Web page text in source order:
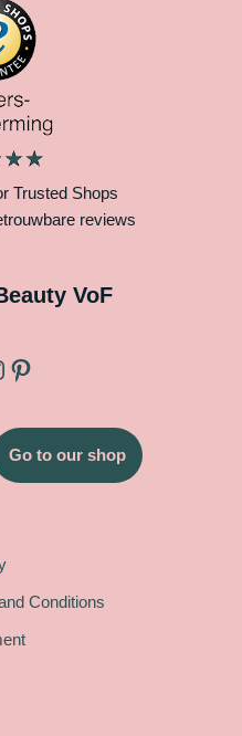
Trusted Shops
reviews
VoF
Go to our shop
Conditions